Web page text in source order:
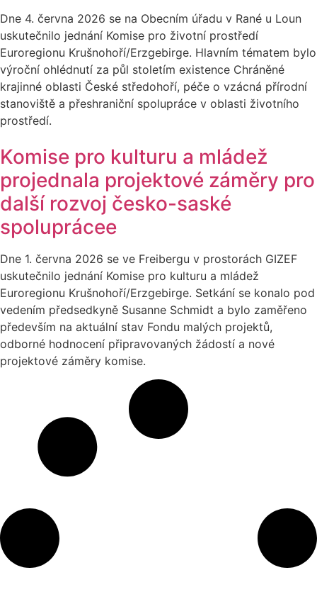
Dne 4. června 2026 se na Obecním úřadu v Rané u Loun
uskutečnilo jednání Komise pro životní prostředí
Euroregionu Krušnohoří/Erzgebirge. Hlavním tématem bylo
výroční ohlédnutí za půl stoletím existence Chráněné
krajinné oblasti České středohoří, péče o vzácná přírodní
stanoviště a přeshraniční spolupráce v oblasti životního
prostředí.
Komise pro kulturu a mládež
projednala projektové záměry pro
další rozvoj česko-saské
spoluprácee
Dne 1. června 2026 se ve Freibergu v prostorách GIZEF
uskutečnilo jednání Komise pro kulturu a mládež
Euroregionu Krušnohoří/Erzgebirge. Setkání se konalo pod
vedením předsedkyně Susanne Schmidt a bylo zaměřeno
především na aktuální stav Fondu malých projektů,
odborné hodnocení připravovaných žádostí a nové
projektové záměry komise.